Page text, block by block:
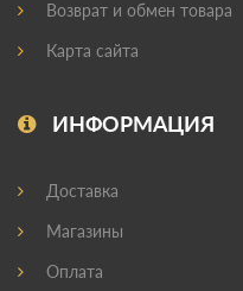
Возврат и обмен товара
Карта сайта
ИНФОРМАЦИЯ
Доставка
Магазины
Оплата